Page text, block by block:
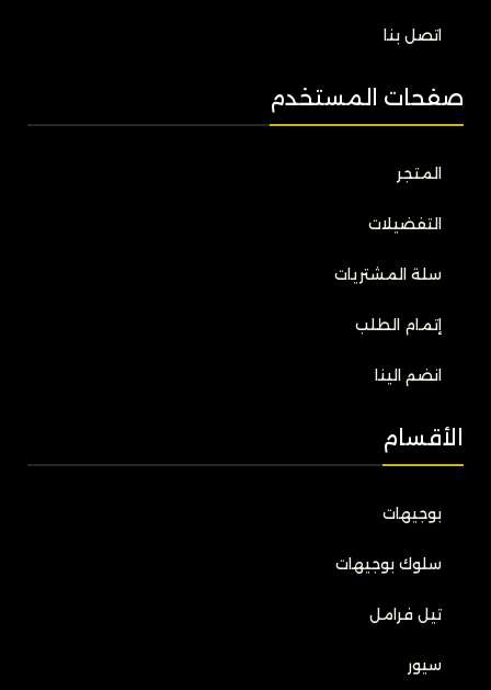
اتصل بنا
صفحات المستخدم
المتجر
التفضيلات
سلة المشتريات
إتمام الطلب
انضم الينا
الأقسام
بوجيهات
سلوك بوجيهات
تيل فرامل
سيور